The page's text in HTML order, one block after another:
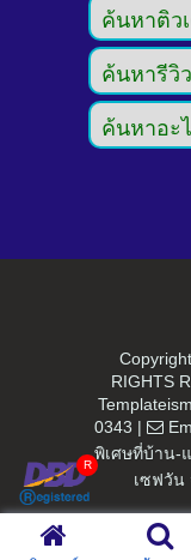
RIGHTS
Templateism
0343 |
พิเศษที่บ้าน-
เซฟวัน